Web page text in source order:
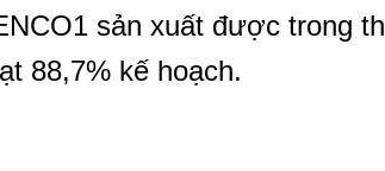
sản xuất được trong
88,7% kế hoạch.